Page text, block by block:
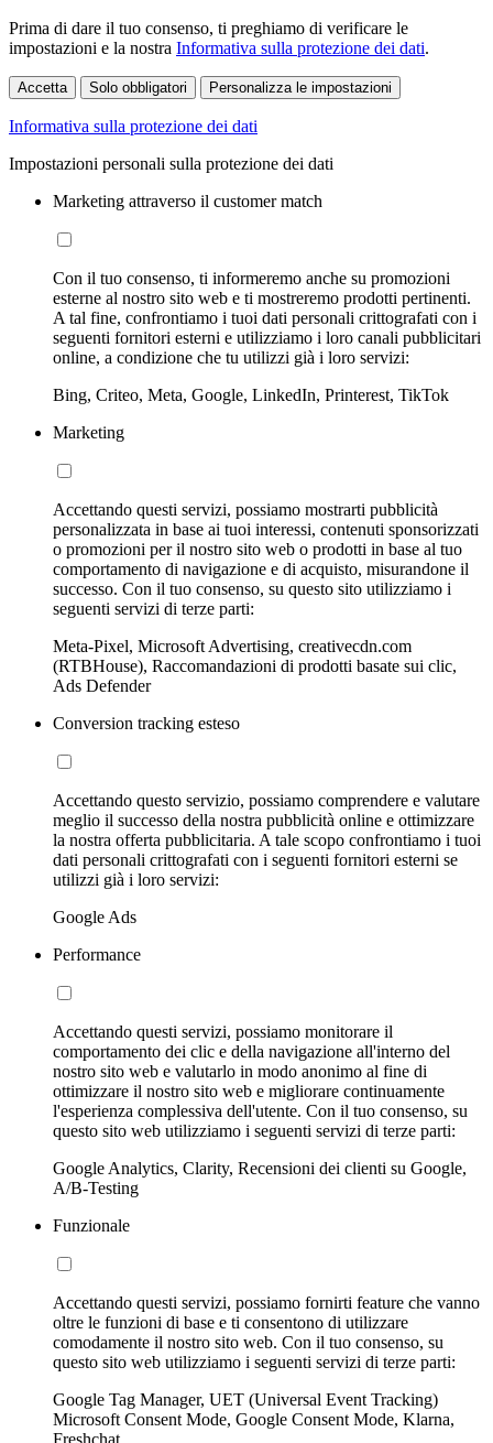
Prima di dare il tuo consenso, ti preghiamo di verificare le
impostazioni e la nostra Informativa sulla protezione dei dati.
Accetta Solo obbligatori Personalizza le impostazioni
Informativa sulla protezione dei dati
Impostazioni personali sulla protezione dei dati
Marketing attraverso il customer match
Con il tuo consenso, ti informeremo anche su promozioni
esterne al nostro sito web e ti mostreremo prodotti pertinenti.
A tal fine, confrontiamo i tuoi dati personali crittografati con i
seguenti fornitori esterni e utilizziamo i loro canali pubblicitari
online, a condizione che tu utilizzi già i loro servizi:
Bing, Criteo, Meta, Google, LinkedIn, Printerest, TikTok
Marketing
Accettando questi servizi, possiamo mostrarti pubblicità
personalizzata in base ai tuoi interessi, contenuti sponsorizzati
o promozioni per il nostro sito web o prodotti in base al tuo
comportamento di navigazione e di acquisto, misurandone il
successo. Con il tuo consenso, su questo sito utilizziamo i
seguenti servizi di terze parti:
Meta-Pixel, Microsoft Advertising, creativecdn.com
(RTBHouse), Raccomandazioni di prodotti basate sui clic,
Ads Defender
Conversion tracking esteso
Accettando questo servizio, possiamo comprendere e valutare
meglio il successo della nostra pubblicità online e ottimizzare
la nostra offerta pubblicitaria. A tale scopo confrontiamo i tuoi
dati personali crittografati con i seguenti fornitori esterni se
utilizzi già i loro servizi:
Google Ads
Performance
Accettando questi servizi, possiamo monitorare il
comportamento dei clic e della navigazione all'interno del
nostro sito web e valutarlo in modo anonimo al fine di
ottimizzare il nostro sito web e migliorare continuamente
l'esperienza complessiva dell'utente. Con il tuo consenso, su
questo sito web utilizziamo i seguenti servizi di terze parti:
Google Analytics, Clarity, Recensioni dei clienti su Google,
A/B-Testing
Funzionale
Accettando questi servizi, possiamo fornirti feature che vanno
oltre le funzioni di base e ti consentono di utilizzare
comodamente il nostro sito web. Con il tuo consenso, su
questo sito web utilizziamo i seguenti servizi di terze parti:
Google Tag Manager, UET (Universal Event Tracking)
Microsoft Consent Mode, Google Consent Mode, Klarna,
Freshchat